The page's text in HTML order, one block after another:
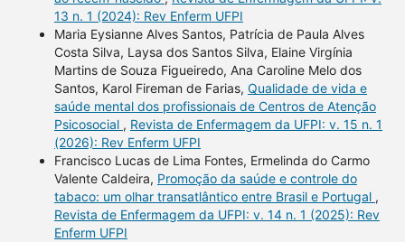
13 n. 1 (2024): Rev Enferm UFPI
Maria Eysianne Alves Santos, Patrícia de Paula Alves
Costa Silva, Laysa dos Santos Silva, Elaine Virgínia
Martins de Souza Figueiredo, Ana Caroline Melo dos
Santos, Karol Fireman de Farias, Qualidade de vida e
saúde mental dos profissionais de Centros de Atenção
Psicosocial , Revista de Enfermagem da UFPI: v. 15 n. 1
(2026): Rev Enferm UFPI
Francisco Lucas de Lima Fontes, Ermelinda do Carmo
Valente Caldeira, Promoção da saúde e controle do
tabaco: um olhar transatlântico entre Brasil e Portugal ,
Revista de Enfermagem da UFPI: v. 14 n. 1 (2025): Rev
Enferm UFPI